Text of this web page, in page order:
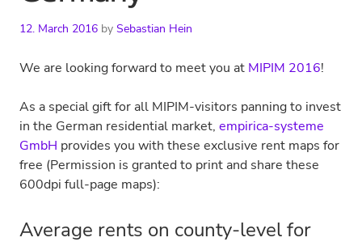
12. March 2016 by Sebastian Hein
We are looking forward to meet you at MIPIM 2016!
As a special gift for all MIPIM-visitors panning to invest
in the German residential market, empirica-systeme
GmbH provides you with these exclusive rent maps for
free (Permission is granted to print and share these
600dpi full-page maps):
Average rents on county-level for